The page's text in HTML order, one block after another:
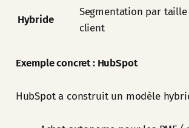
Hybride
Segmentation par taille
client
Exemple concret : HubSpot
HubSpot a construit un modèle